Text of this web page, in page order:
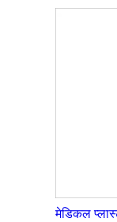
मेडिकल